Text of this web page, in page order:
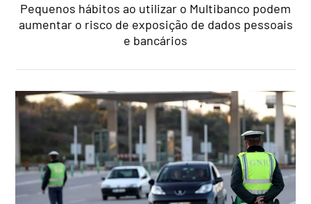
Pequenos hábitos ao utilizar o Multibanco podem
aumentar o risco de exposição de dados pessoais
e bancários